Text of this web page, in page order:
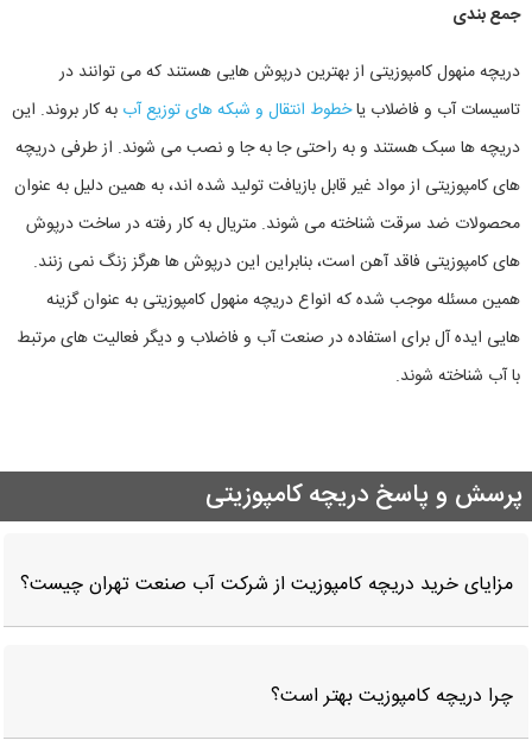
جمع بندی
دریچه منهول کامپوزیتی از بهترین درپوش هایی هستند که می توانند در
تاسیسات آب و فاضلاب یاخطوط انتقال و شبکه های توزیع آببه کار بروند. این
دریچه ها سبک هستند و به‌ راحتی جا به‌ جا و نصب می شوند. از طرفی دریچه
های کامپوزیتی از مواد غیر قابل بازیافت تولید شده اند، به همین دلیل به عنوان
محصولات ضد سرقت شناخته می شوند. متریال به کار رفته در ساخت درپوش
های کامپوزیتی فاقد آهن است، بنابراین این درپوش ها هرگز زنگ نمی زنند.
همین مسئله موجب شده که انواع دریچه منهول کامپوزیتی به عنوان گزینه
هایی ایده آل برای استفاده در صنعت آب و فاضلاب و دیگر فعالیت‌ های مرتبط
با آب شناخته شوند.
پرسش و پاسخ دریچه کامپوزیتی
مزایای خرید دریچه کامپوزیت از شرکت آب صنعت تهران چیست؟
چرا دریچه کامپوزیت بهتر است؟